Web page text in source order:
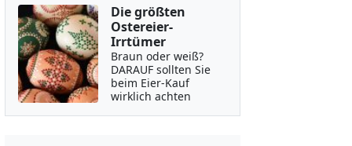
Die größten
Ostereier-
Irrtümer
Braun oder weiß?
DARAUF sollten Sie
beim Eier-Kauf
wirklich achten